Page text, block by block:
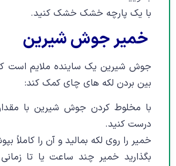
با یک پارچه خشک خشک کنید.
خمیر جوش شیرین
جوش شیرین یک ساینده ملایم است که
بین بردن لکه های چای کمک کند:
با مخلوط کردن جوش شیرین با
درست کنید.
خمیر را روی لکه بمالید و آن را کاملاً
بگذارید خمیر چند ساعت یا تا